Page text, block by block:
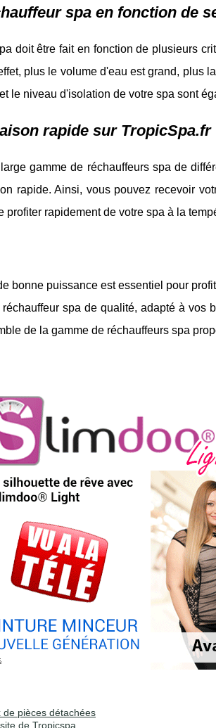
spa en fonction de
doit être fait en fonction de plusieurs
plus le volume d'eau est grand, plus
le niveau d'isolation de votre spa sont
rapide sur TropicSpa.fr
gamme de réchauffeurs spa de
rapide. Ainsi, vous pouvez recevoir
profiter rapidement de votre spa à la
bonne puissance est essentiel pour
réchauffeur spa de qualité, adapté à
de la gamme de réchauffeurs spa
de pièces détachées
de Tropicspa.